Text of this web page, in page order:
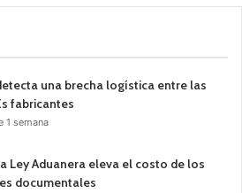
una brecha logística entre las
fabricantes
1 semana
Ley Aduanera eleva el costo de los
documentales